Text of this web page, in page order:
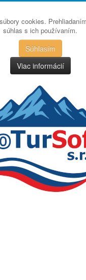
cookies.
súhlas s ich používaním.
Súhlasím
Viac informácií